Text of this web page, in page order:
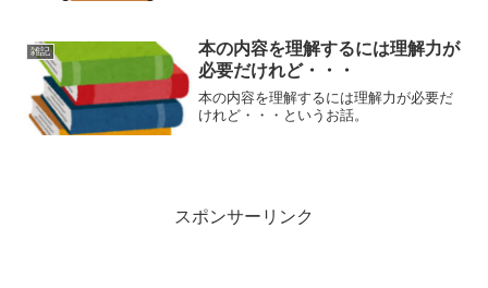
雑記
本の内容を理解するには理解力が
必要だけれど・・・
本の内容を理解するには理解力が必要だ
けれど・・・というお話。
スポンサーリンク